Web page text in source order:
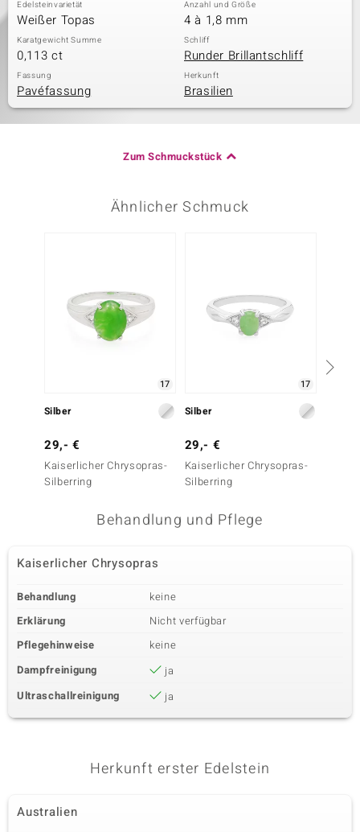
Edelsteinvarietät
Weißer Topas
Anzahl und Größe
4 à 1,8 mm
Karatgewicht Summe
0,113 ct
Schliff
Runder Brillantschliff
Fassung
Pavéfassung
Herkunft
Brasilien
Zum Schmuckstück
Ähnlicher Schmuck
17
Silber
29,- €
Kaiserlicher Chrysopras-
Silberring
17
Silber
29,- €
Kaiserlicher Chrysopras-
Silberring
Behandlung und Pflege
Kaiserlicher Chrysopras
Behandlung
keine
Erklärung
Nicht verfügbar
Pflegehinweise
keine
Dampfreinigung
ja
Ultraschallreinigung
ja
Herkunft erster Edelstein
Australien